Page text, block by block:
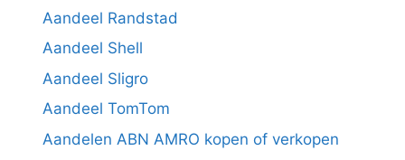
Aandeel Randstad
Aandeel Shell
Aandeel Sligro
Aandeel TomTom
Aandelen ABN AMRO kopen of verkopen